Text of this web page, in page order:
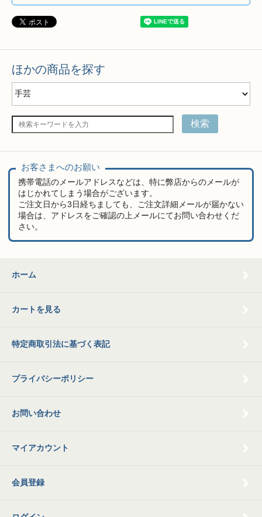
ほかの商品を探す
検索
お客さまへのお願い
携帯電話のメールアドレスなどは、特に弊店からのメールが
はじかれてしまう場合がございます。
ご注文日から3日経ちましても、ご注文詳細メールが届かない
場合は、アドレスをご確認の上メールにてお問い合わせくだ
さい。
ホーム
カートを見る
特定商取引法に基づく表記
プライバシーポリシー
お問い合わせ
マイアカウント
会員登録